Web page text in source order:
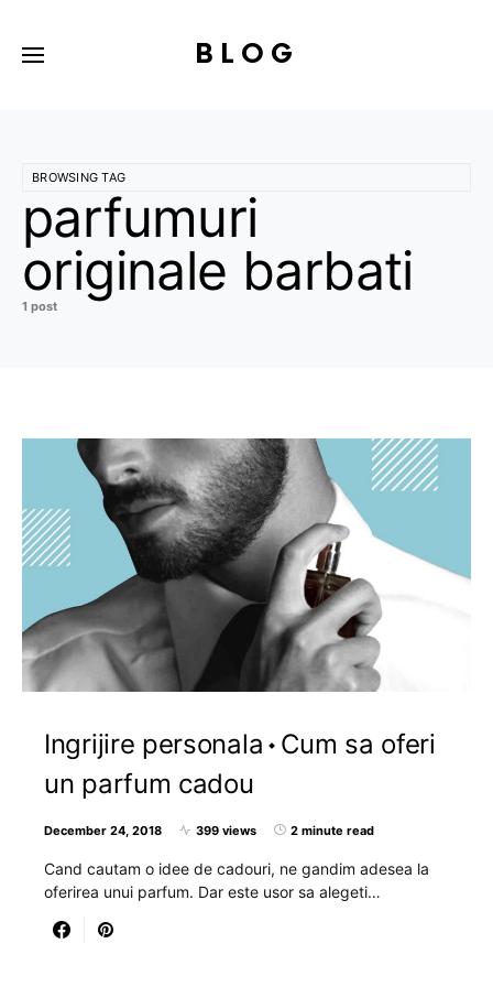
BLOG
BROWSING TAG
parfumuri
originale barbati
1 post
Ingrijire personala
Cum sa oferi
un parfum cadou
December 24, 2018 399 views 2 minute read
Cand cautam o idee de cadouri, ne gandim adesea la
oferirea unui parfum. Dar este usor sa alegeti…